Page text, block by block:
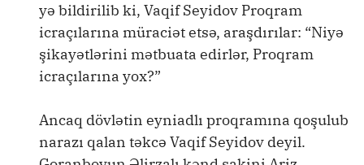
yə bildirilib ki, Vaqif Seyidov Proqram
icraçılarına müraciət etsə, araşdırılar: “Niyə
şikayətlərini mətbuata edirlər, Proqram
icraçılarına yox?”
Ancaq dövlətin eyniadlı proqramına qoşulub
narazı qalan təkcə Vaqif Seyidov deyil.